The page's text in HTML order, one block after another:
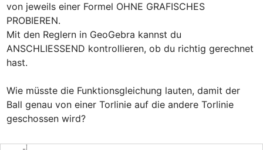
von jeweils einer Formel OHNE GRAFISCHES
PROBIEREN.
Mit den Reglern in GeoGebra kannst du
ANSCHLIESSEND kontrollieren, ob du richtig gerechnet
hast.
Wie müsste die Funktionsgleichung lauten, damit der
Ball genau von einer Torlinie auf die andere Torlinie
geschossen wird?